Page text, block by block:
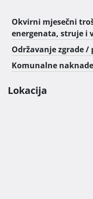
Okvirni mjesečni
energenata, struje i
Održavanje zgrade /
Komunalne naknade
Lokacija